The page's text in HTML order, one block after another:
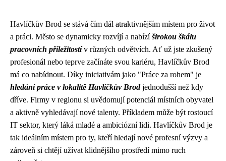
Havlíčkův Brod se stává čím dál atraktivnějším místem pro život
a práci. Město se dynamicky rozvíjí a nabízíširokou škálu
pracovních příležitostív různých odvětvích. Ať už jste zkušený
profesionál nebo teprve začínáte svou kariéru, Havlíčkův Brod
má co nabídnout. Díky iniciativám jako "Práce za rohem" je
hledání práce v lokalitě Havlíčkův Brodjednodušší než kdy
dříve. Firmy v regionu si uvědomují potenciál místních obyvatel
a aktivně vyhledávají nové talenty. Příkladem může být rostoucí
IT sektor, který láká mladé a ambiciózní lidi. Havlíčkův Brod je
tak ideálním místem pro ty, kteří hledají nové profesní výzvy a
zároveň si chtějí užívat klidnějšího prostředí mimo ruch